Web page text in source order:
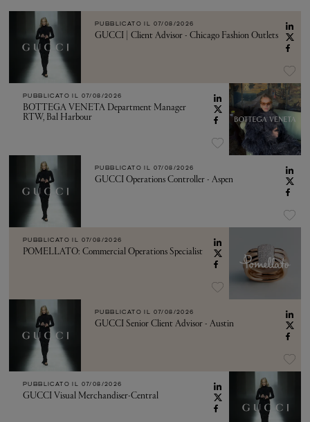
PUBBLICATO IL 07/08/2026
GUCCI | Client Advisor - Chicago Fashion Outlets
PUBBLICATO IL 07/08/2026
BOTTEGA VENETA Department Manager
RTW, Bal Harbour
PUBBLICATO IL 07/08/2026
GUCCI Operations Controller - Aspen
PUBBLICATO IL 07/08/2026
POMELLATO: Commercial Operations Specialist
PUBBLICATO IL 07/08/2026
GUCCI Senior Client Advisor - Austin
PUBBLICATO IL 07/08/2026
GUCCI Visual Merchandiser-Central